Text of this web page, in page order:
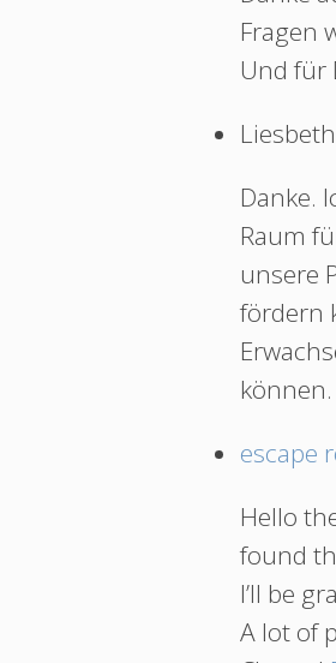
Fragen
Und für
Danke.
Raum
unsere
fördern
können.
escape
Hello
found
I’ll be
A lot of